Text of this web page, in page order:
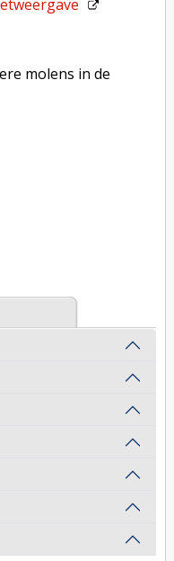
molens in de